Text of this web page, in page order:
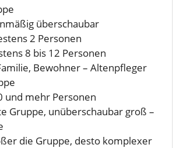
überschaubar
2 Personen
8 bis 12 Personen
Bewohner – Altenpfleger
und mehr Personen
Gruppe, unüberschaubar groß –
die Gruppe, desto komplexer